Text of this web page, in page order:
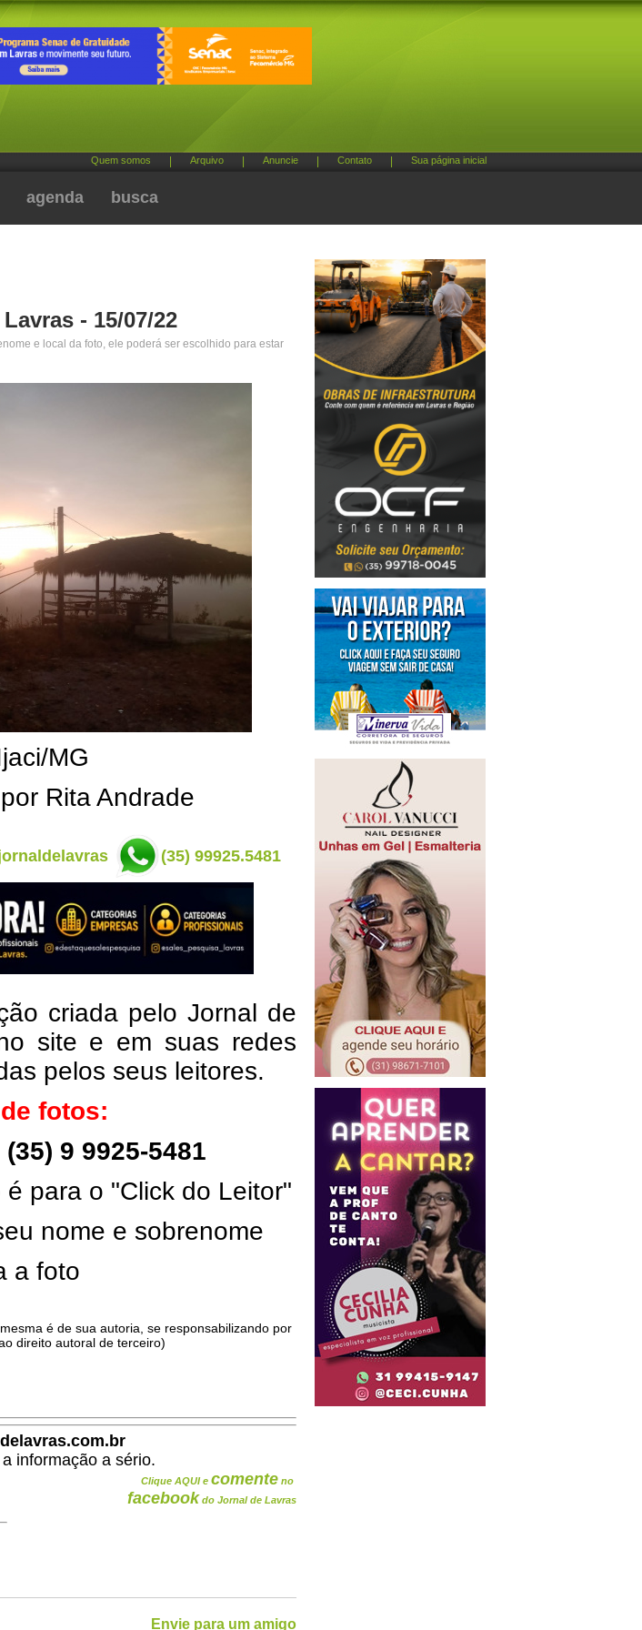
Quem somos Arquivo Anuncie Contato Sua página inicial
agenda busca
- 15/07/22
e local da foto, ele poderá ser escolhido para estar
MG
Rita Andrade
(35) 99925.5481
criada pelo Jornal de
site e em suas redes
pelos seus leitores.
fotos:
(35) 9 9925-5481
para o "Click do Leitor"
nome e sobrenome
a foto
é de sua autoria, se responsabilizando por
direito autoral de terceiro)
informação a sério.
Clique AQUI e comente no
facebook do Jornal de Lavras
Envie para um amigo